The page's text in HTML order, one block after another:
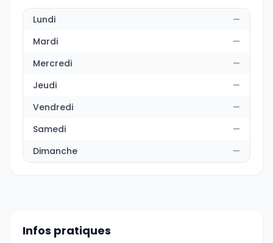
Lundi
—
Mardi
—
Mercredi
—
Jeudi
—
Vendredi
—
Samedi
—
Dimanche
—
Infos pratiques